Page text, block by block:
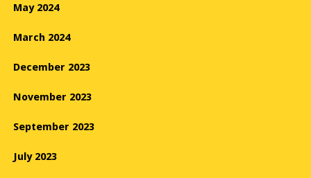
May 2024
March 2024
December 2023
November 2023
September 2023
July 2023